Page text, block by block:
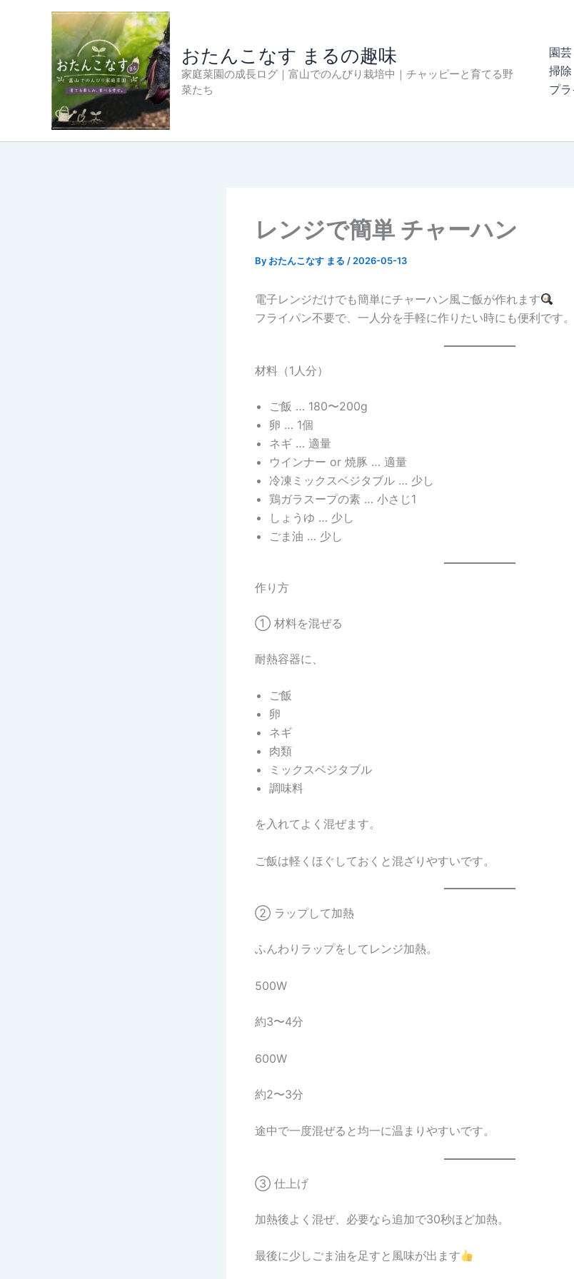
おたんこなす まるの趣味
家庭菜園の成長ログ｜富山でのんびり栽培中｜チャッピーと育てる野
菜たち
園
掃除
プ
レンジで簡単 チャーハン
By おたんこなす まる / 2026-05-13
電子レンジだけでも簡単にチャーハン風ご飯が作れます
フライパン不要で、一人分を手軽に作りたい時にも便利です。
材料（1人分）
ご飯 … 180〜200g
卵 … 1個
ネギ … 適量
ウインナー or 焼豚 … 適量
冷凍ミックスベジタブル … 少し
鶏ガラスープの素 … 小さじ1
しょうゆ … 少し
ごま油 … 少し
作り方
① 材料を混ぜる
耐熱容器に、
ご飯
卵
ネギ
肉類
ミックスベジタブル
調味料
を入れてよく混ぜます。
ご飯は軽くほぐしておくと混ざりやすいです。
② ラップして加熱
ふんわりラップをしてレンジ加熱。
500W
約3〜4分
600W
約2〜3分
途中で一度混ぜると均一に温まりやすいです。
③ 仕上げ
加熱後よく混ぜ、必要なら追加で30秒ほど加熱。
最後に少しごま油を足すと風味が出ます